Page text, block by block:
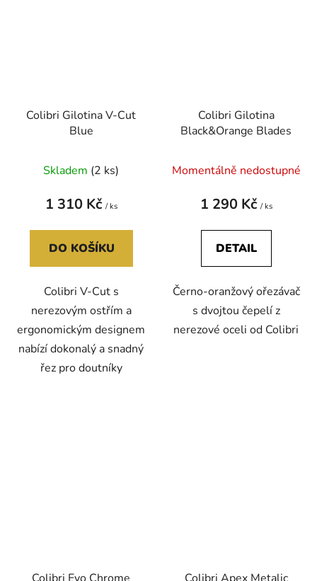
Colibri Gilotina V-Cut
Blue
Skladem (2 ks)
1 310 Kč / ks
DO KOŠÍKU
Colibri V-Cut s
nerezovým ostřím a
ergonomickým designem
nabízí dokonalý a snadný
řez pro doutníky
Colibri Gilotina
Black&Orange Blades
Momentálně nedostupné
1 290 Kč / ks
DETAIL
Černo-oranžový ořezávač
s dvojtou čepelí z
nerezové oceli od Colibri